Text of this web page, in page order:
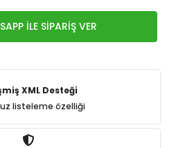
İLE SİPARİŞ VER
XML Desteği
listeleme özelliği